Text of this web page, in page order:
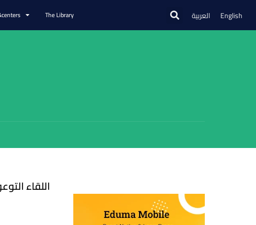
The Library العربية English
اللقاء